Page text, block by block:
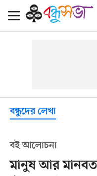
বন্ধুদের লেখা
বই আলোচনা
মানুষ আর